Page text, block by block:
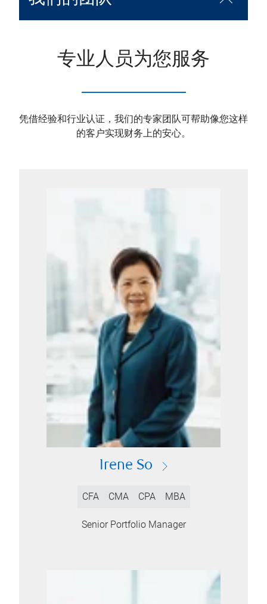
专业人员为您服务
凭借经验和行业认证，我们的专家团队可帮助像您这样
的客户实现财务上的安心。
Irene So
CFA CMA CPA MBA
Senior Portfolio Manager